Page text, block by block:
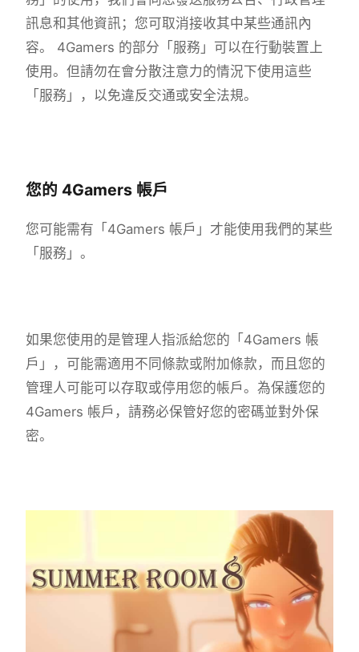
訊息和其他資訊；您可取消接收其中某些通訊內
容。 4Gamers 的部分「服務」可以在行動裝置上
使用。但請勿在會分散注意力的情況下使用這些
「服務」，以免違反交通或安全法規。
您的 4Gamers 帳戶
您可能需有「4Gamers 帳戶」才能使用我們的某些
「服務」。
如果您使用的是管理人指派給您的「4Gamers 帳
戶」，可能需適用不同條款或附加條款，而且您的
管理人可能可以存取或停用您的帳戶。為保護您的
4Gamers 帳戶，請務必保管好您的密碼並對外保
密。